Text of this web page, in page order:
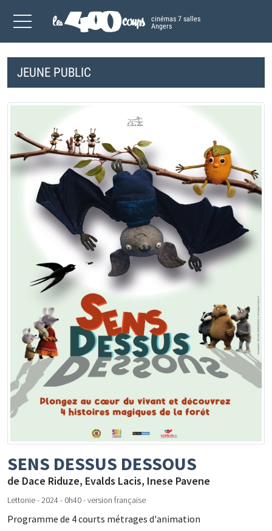
cinémas 7 salles
Angers
JEUNE PUBLIC
SENS DESSUS DESSOUS
de Dace Riduze, Evalds Lacis, Inese Pavene
Lettonie - 2024 - 0h40 - version française
Programme de 4 courts métrages d'animation